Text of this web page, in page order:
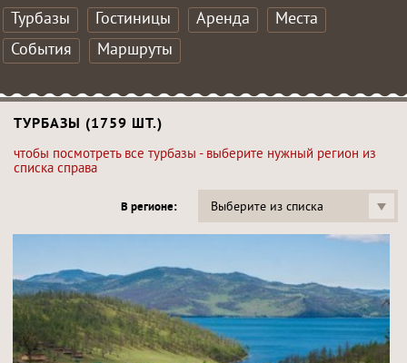
Турбазы Гостиницы Аренда
Места
События
Маршруты
ТУРБАЗЫ (1759 ШТ.)
чтобы посмотреть все турбазы - выберите нужный регион из
списка справа
В регионе: Выберите из списка